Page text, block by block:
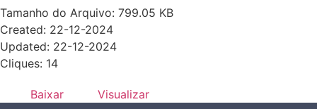
Tamanho do Arquivo: 799.05 KB
Created: 22-12-2024
Updated: 22-12-2024
Cliques: 14
Baixar Visualizar